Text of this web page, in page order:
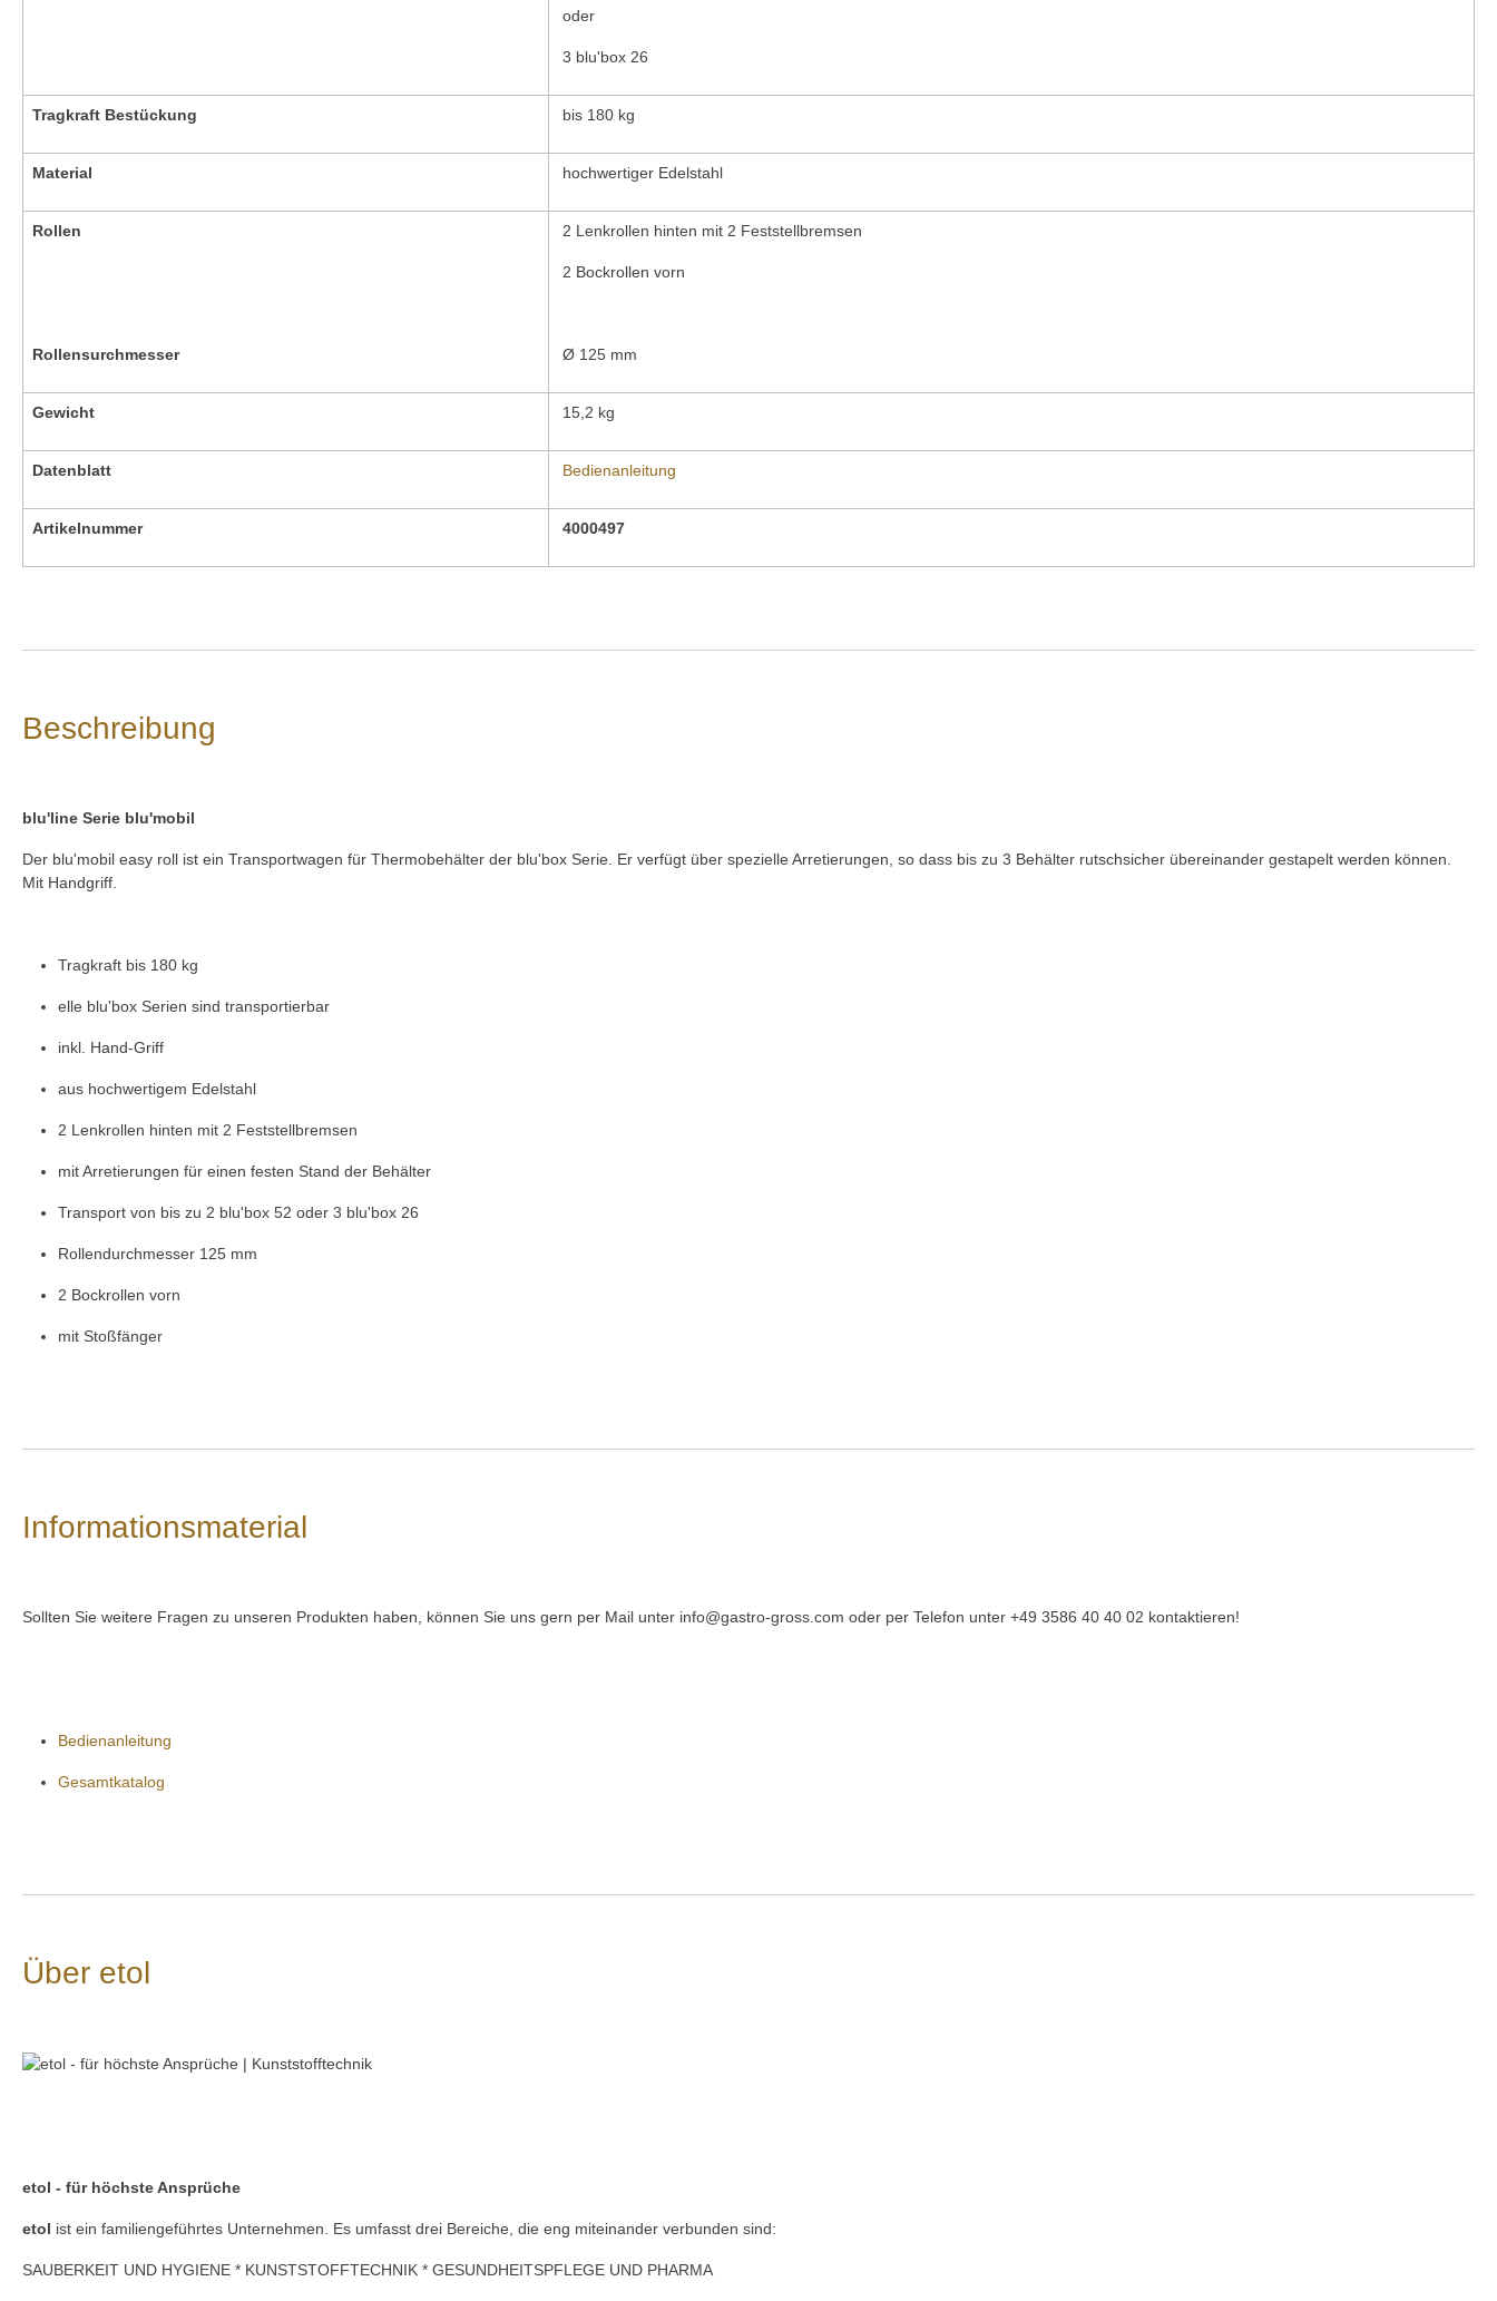
oder
3 blu'box 26
Tragkraft Bestückung bis 180 kg
Material hochwertiger Edelstahl
Rollen
Rollensurchmesser
2 Lenkrollen hinten mit 2 Feststellbremsen
2 Bockrollen vorn
Ø 125 mm
Gewicht 15,2 kg
Datenblatt Bedienanleitung
Artikelnummer 4000497
Beschreibung
blu'line Serie blu'mobil
Der blu'mobil easy roll ist ein Transportwagen für Thermobehälter der blu'box Serie. Er verfügt über spezielle Arretierungen, so dass bis zu 3 Behälter rutschsicher übereinander gestapelt werden können.
Mit Handgriff.
Tragkraft bis 180 kg
elle blu'box Serien sind transportierbar
inkl. Hand-Griff
aus hochwertigem Edelstahl
2 Lenkrollen hinten mit 2 Feststellbremsen
mit Arretierungen für einen festen Stand der Behälter
Transport von bis zu 2 blu'box 52 oder 3 blu'box 26
Rollendurchmesser 125 mm
2 Bockrollen vorn
mit Stoßfänger
Informationsmaterial
Sollten Sie weitere Fragen zu unseren Produkten haben, können Sie uns gern per Mail unter info@gastro-gross.com oder per Telefon unter +49 3586 40 40 02 kontaktieren!
Bedienanleitung
Gesamtkatalog
Über etol
etol - für höchste Ansprüche
etol ist ein familiengeführtes Unternehmen. Es umfasst drei Bereiche, die eng miteinander verbunden sind:
SAUBERKEIT UND HYGIENE * KUNSTSTOFFTECHNIK * GESUNDHEITSPFLEGE UND PHARMA